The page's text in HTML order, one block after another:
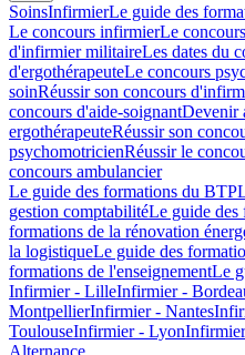
SoinsInfirmierLe guide des
Le concours infirmierLe
d'infirmier militaireLes dates du
d'ergothérapeuteLe concours
soinRéussir son concours
concours d'aide-soignantDevenir
ergothérapeuteRéussir son
psychomotricienRéussir le
concours ambulancier
Le guide des formations du BTP
gestion comptabilitéLe guide des
formations de la rénovation
la logistiqueLe guide des
formations de l'enseignementLe
Infirmier - LilleInfirmier -
MontpellierInfirmier - Nantes
ToulouseInfirmier - Lyon
Alternance